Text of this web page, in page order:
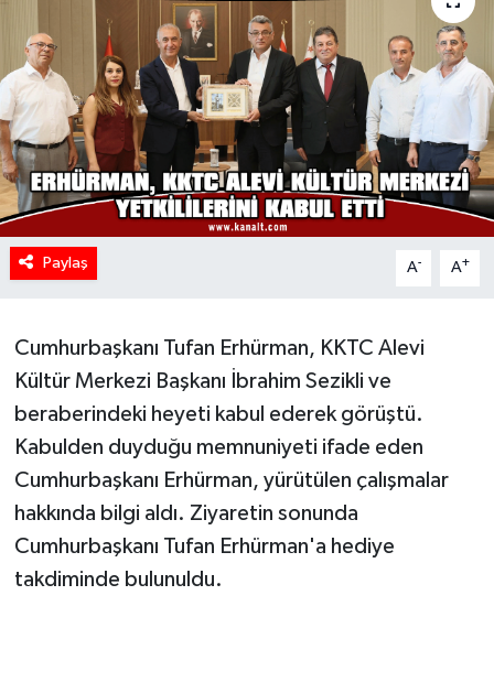
Paylaş A- A+
Cumhurbaşkanı Tufan Erhürman, KKTC Alevi
Kültür Merkezi Başkanı İbrahim Sezikli ve
beraberindeki heyeti kabul ederek görüştü.
Kabulden duyduğu memnuniyeti ifade eden
Cumhurbaşkanı Erhürman, yürütülen çalışmalar
hakkında bilgi aldı. Ziyaretin sonunda
Cumhurbaşkanı Tufan Erhürman'a hediye
takdiminde bulunuldu.